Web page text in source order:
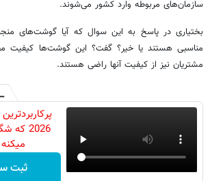
سازمان‌های مربوطه وارد کشور می‌شوند.
بختیاری در پاسخ به این سوال که آیا گوشت‌های
مناسبی هستند یا خیر؟ گفت؟ این گوشت‌ها کیفیت
مشتریان نیز از کیفیت آنها راضی هستند.
2026
ثبت